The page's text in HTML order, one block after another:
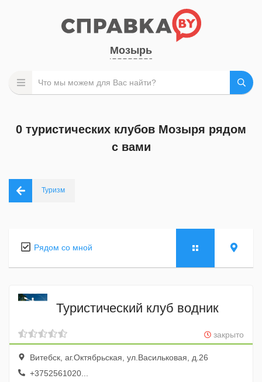
Мозырь
0 туристических клубов Мозыря рядом
с вами
Туризм
Рядом со мной
Туристический клуб водник
закрыто
Витебск, аг.Октябрьская, ул.Васильковая, д.26
+3752561020...